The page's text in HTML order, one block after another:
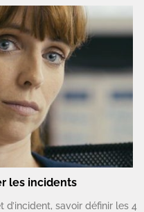
les incidents
d’incident, savoir définir les 4